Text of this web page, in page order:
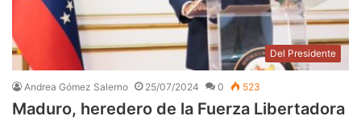
Del Presidente
Andrea Gómez Salerno 25/07/2024 0 523
Maduro, heredero de la Fuerza Libertadora